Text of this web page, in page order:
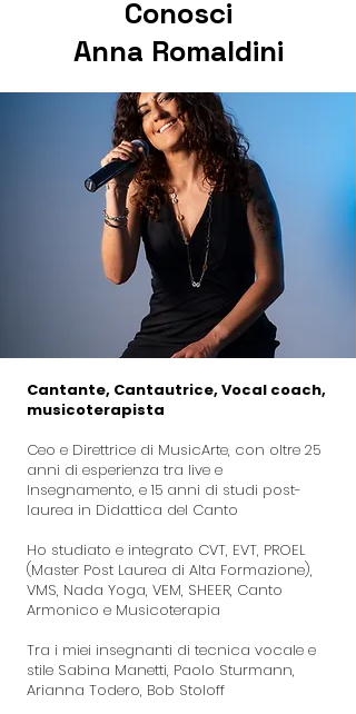
Conosci
Anna Romaldini
Cantante, Cantautrice, Vocal coach,
musicoterapista
Ceo e Direttrice di MusicArte, con oltre 25
anni di esperienza tra live e
Insegnamento, e 15 anni di studi post-
laurea in Didattica del Canto
Ho studiato e integrato CVT, EVT, PROEL
(Master Post Laurea di Alta Formazione),
VMS, Nada Yoga, VEM, SHEER, Canto
Armonico e Musicoterapia
Tra i miei insegnanti di tecnica vocale e
stile Sabina Manetti, Paolo Sturmann,
Arianna Todero, Bob Stoloff